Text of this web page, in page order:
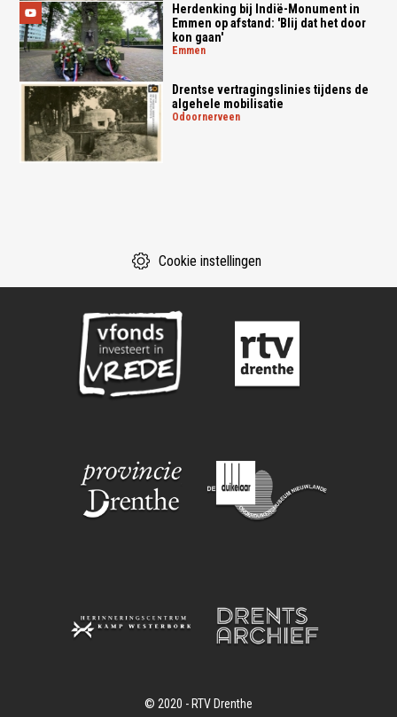
Herdenking bij Indië-Monument in
Emmen op afstand: 'Blij dat het door
kon gaan'
emmen
Drentse vertragingslinies tijdens de
algehele mobilisatie
odoornerveen
Cookie instellingen